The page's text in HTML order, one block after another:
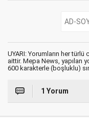
UYARI: Yorumların her
aittir. Mepa News, yapılan
600 karakterle (boşluklu)
1 Yorum